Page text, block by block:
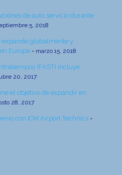
de auto servicio durante
5, 2018
expande globalmente y
Europa - marzo 15, 2018
(FAST) incluye
20, 2017
el objetivo de expandir en
28, 2017
con ICM Airport Technics -